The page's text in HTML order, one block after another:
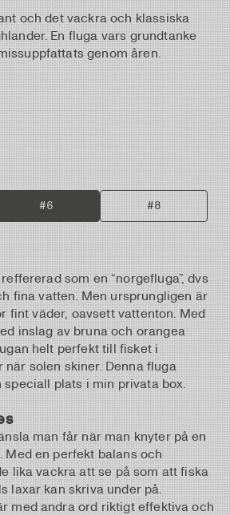
och det vackra och klassiska
En fluga vars grundtanke
genom åren.
#6 #8
som en “norgefluga”, dvs
fina vatten. Men ursprungligen är
fint väder, oavsett vattenton. Med
inslag av bruna och orangea
helt perfekt till fisket i
solen skiner. Denna fluga
plats i min privata box.
man får när man knyter på en
Med en perfekt balans och
lika vackra att se på som att fiska
laxar kan skriva under på.
med andra ord riktigt effektiva och